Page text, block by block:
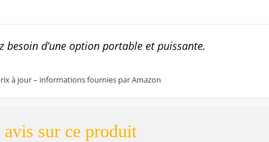
besoin d’une option portable et puissante.
à jour – informations fournies par Amazon
sur ce produit